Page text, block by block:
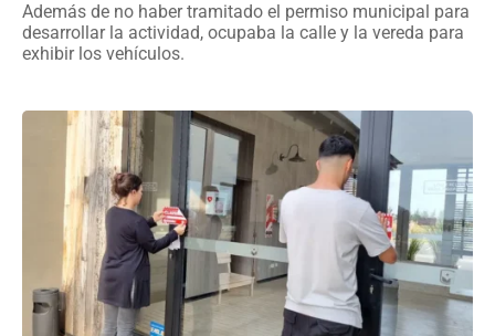
Además de no haber tramitado el permiso municipal para
desarrollar la actividad, ocupaba la calle y la vereda para
exhibir los vehículos.